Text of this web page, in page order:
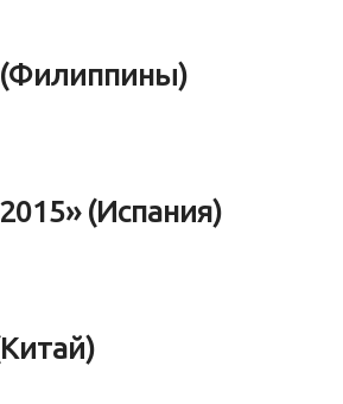
(Филиппины)
(Испания)